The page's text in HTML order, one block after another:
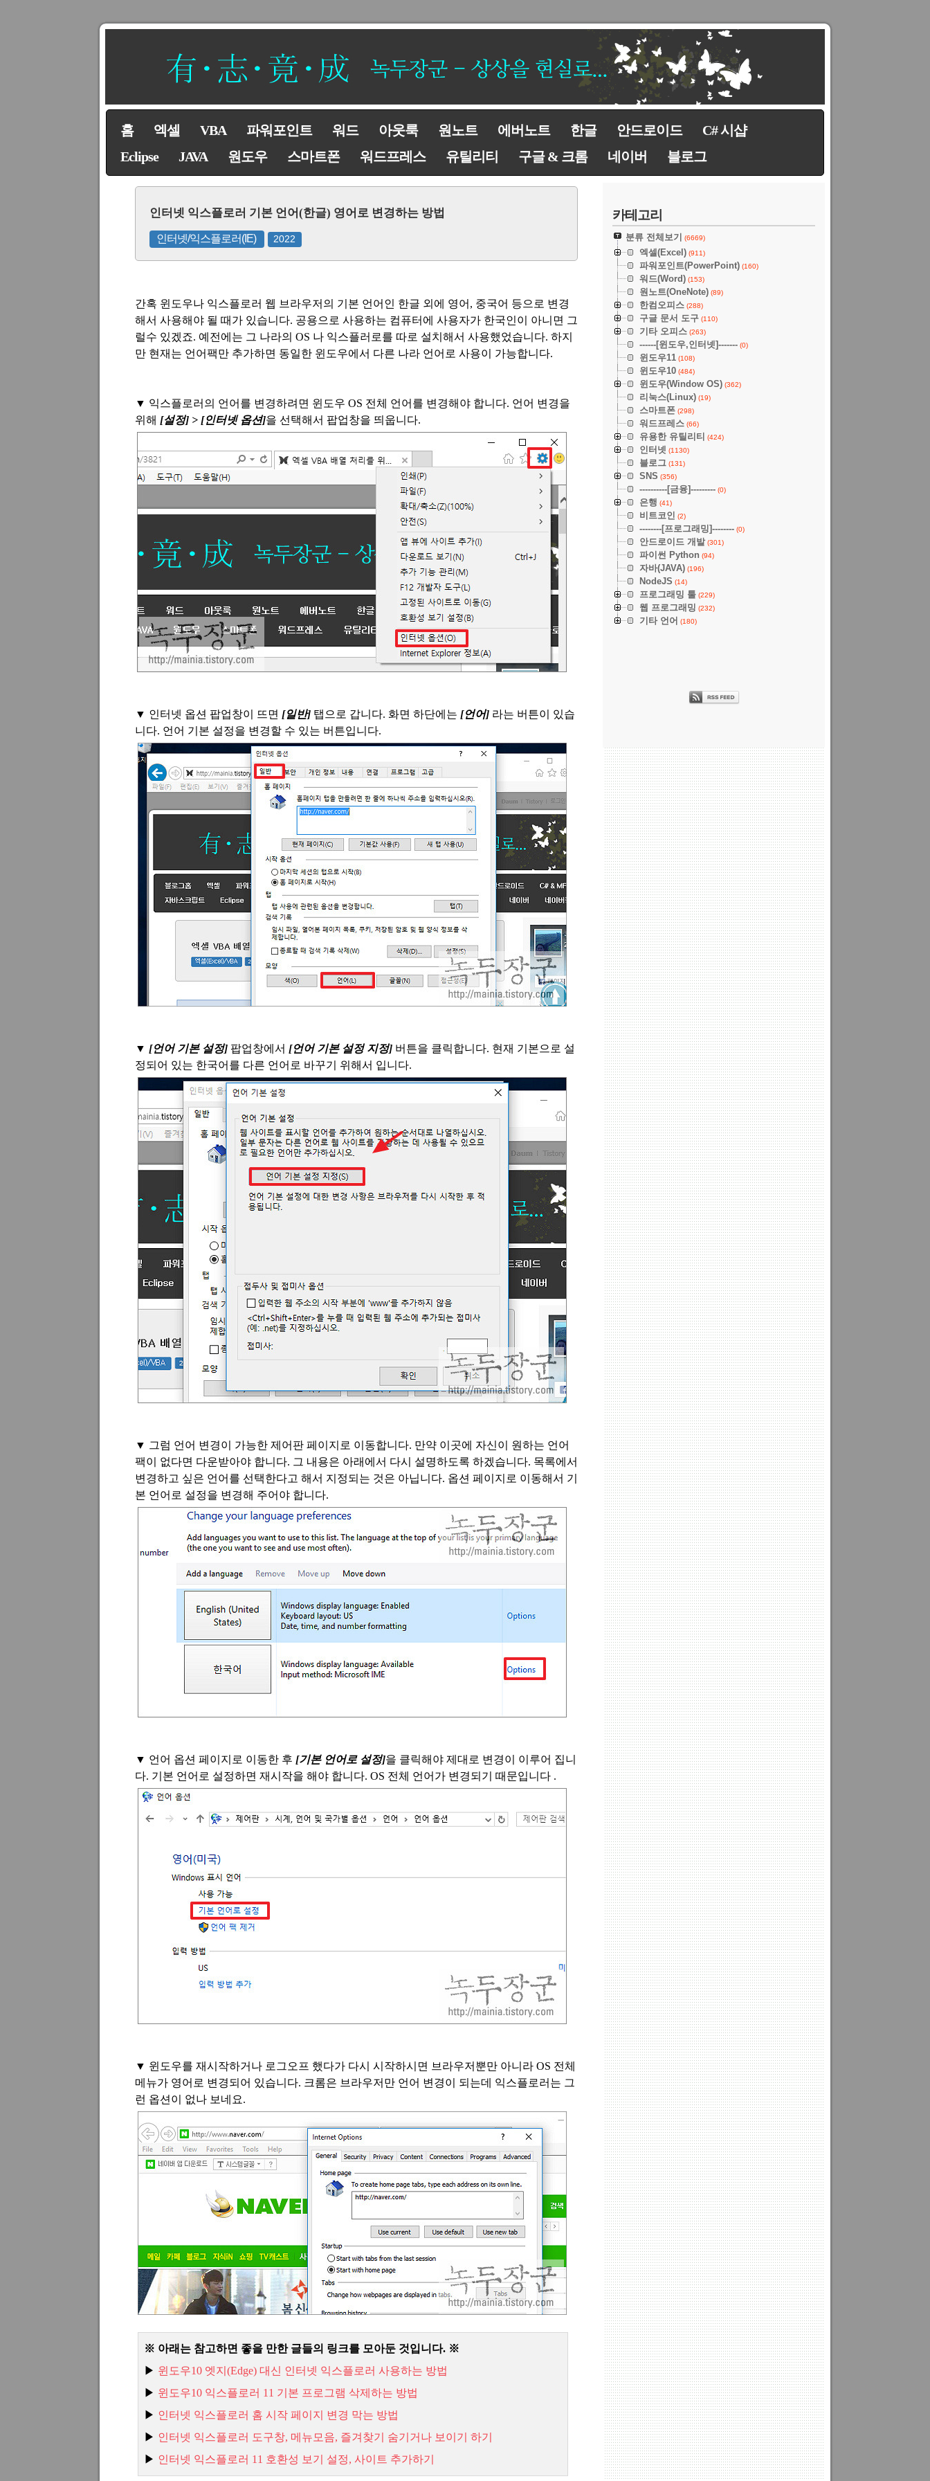
홈 엑셀 VBA 파워포인트 워드 아웃룩 원노트 에버노트 한글 안드로이드
C# 시샵
Eclipse
JAVA 원도우 스마트폰 워드프레스 유틸리티 구글 & 크롬 네이버 블로그
인터넷 익스플로러 기본 언어(한글) 영어로 변경하는 방법
인터넷/익스플로러(IE) 2022
간혹 윈도우나 익스플로러 웹 브라우저의 기본 언어인 한글 외에 영어 , 중국어 등으로 변경
해서 사용해야 될 때가 있습니다. 공용으로 사용하는 컴퓨터에 사용자가 한국인이 아니면 그
럴수 있겠죠. 예전에는 그 나라의 OS 나 익스플러로를 따로 설치해서 사용했었습니다. 하지
만 현재는 언어팩만 추가하면 동일한 윈도우에서 다른 나라 언어로 사용이 가능합니다.
▼ 익스플로러의 언어를 변경하려면 윈도우 OS 전체 언어를 변경해야 합니다. 언어 변경을
위해 [설정] > [인터넷 옵션]을 선택해서 팝업창을 띄웁니다.
▼ 인터넷 옵션 팝업창이 뜨면 [일반] 탭으로 갑니다. 화면 하단에는 [언어] 라는 버튼이 있습
니다. 언어 기본 설정을 변경할 수 있는 버튼입니다.
▼ [언어 기본 설정] 팝업창에서 [언어 기본 설정 지정] 버튼을 클릭합니다. 현재 기본으로 설
정되어 있는 한국어를 다른 언어로 바꾸기 위해서 입니다.
▼ 그럼 언어 변경이 가능한 제어판 페이지로 이동합니다. 만약 이곳에 자신이 원하는 언어
팩이 없다면 다운받아야 합니다. 그 내용은 아래에서 다시 설명하도록 하겠습니다. 목록에서
변경하고 싶은 언어를 선택한다고 해서 지정되는 것은 아닙니다. 옵션 페이지로 이동해서 기
본 언어로 설정을 변경해 주어야 합니다.
▼ 언어 옵션 페이지로 이동한 후 [기본 언어로 설정]을 클릭해야 제대로 변경이 이루어 집니
다. 기본 언어로 설정하면 재시작을 해야 합니다. OS 전체 언어가 변경되기 때문입니다 .
▼ 윈도우를 재시작하거나 로그오프 했다가 다시 시작하시면 브라우저뿐만 아니라 OS 전체
메뉴가 영어로 변경되어 있습니다. 크롬은 브라우저만 언어 변경이 되는데 익스플로러는 그
런 옵션이 없나 보네요.
※ 아래는 참고하면 좋을 만한 글들의 링크를 모아둔 것입니다. ※
▶ 윈도우10 엣지 (Edge) 대신 인터넷 익스플로러 사용하는 방법
▶ 윈도우10 익스플로러 11 기본 프로그램 삭제하는 방법
▶ 인터넷 익스플로러 홈 시작 페이지 변경 막는 방법
▶ 인터넷 익스플로러 도구창, 메뉴모음, 즐겨찾기 숨기거나 보이기 하기
▶ 인터넷 익스플로러 11 호환성 보기 설정, 사이트 추가하기
카테고리
분류 전체보기 (6669)
엑셀(Excel) (911)
파워포인트(PowerPoint) (160)
워드(Word) (153)
원노트(OneNote) (89)
한컴오피스 (288)
구글 문서 도구 (110)
기타 오피스 (263)
------[윈도우,인터넷]------- (0)
윈도우11 (108)
윈도우10 (484)
윈도우(Window OS) (362)
리눅스(Linux) (19)
스마트폰 (298)
워드프레스 (66)
유용한 유틸리티 (424)
인터넷 (1130)
블로그 (131)
SNS (356)
----------[금융]--------- (0)
은행 (41)
비트코인 (2)
--------[프로그래밍]-------- (0)
안드로이드 개발(301)
파이썬 Python (94)
자바(JAVA) (196)
NodeJS (14)
프로그래밍 툴 (229)
웹 프로그래밍 (232)
기타 언어 (180)